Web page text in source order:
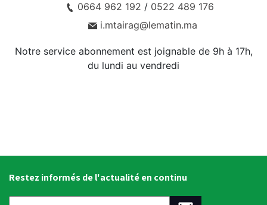
0664 962 192 / 0522 489 176
i.mtairag@lematin.ma
Notre service abonnement est joignable de 9h à 17h,
du lundi au vendredi
Restez informés de l'actualité en continu